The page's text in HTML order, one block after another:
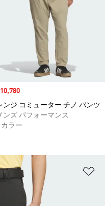
ール価格
ンジ コミューター チノ パンツ
ンズ パフォーマンス
カラー